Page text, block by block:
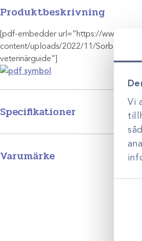
Vi
Produktbeskrivning
[pdf-embedder url=”https://
content/uploads/2022/11/Sorbact-
veterinärguide”]
Specifikationer
Varumärke
hälsobolag. Sorbact förband har en
naturlig process binder till sig bakterier